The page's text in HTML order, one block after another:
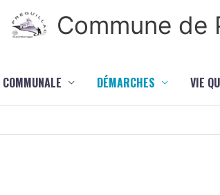
Commune de
DÉMARCHES VIE